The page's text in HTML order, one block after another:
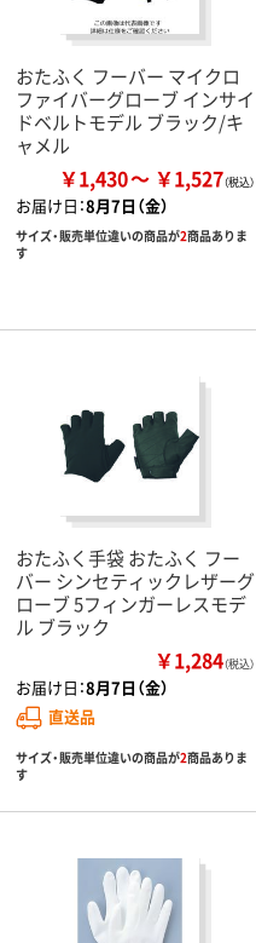
おたふく フーバー マイクロ
ファイバーグローブ インサイ
ドベルトモデル ブラック/キ
ャメル
￥1,430 ￥1,527
お届け日：8月7日（金）
サイズ・販売単位違いの商品が2商品ありま
す
おたふく手袋 おたふく フー
バー シンセティックレザーグ
ローブ 5フィンガーレスモデ
ル ブラック
￥1,284（税込）
お届け日：8月7日（金）
直送品
サイズ・販売単位違いの商品が2商品ありま
す